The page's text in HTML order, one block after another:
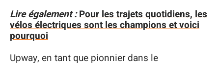
Lire également :Pour les trajets quotidiens, les
vélos électriques sont les champions et voici
pourquoi
Upway, en tant que pionnier dans le